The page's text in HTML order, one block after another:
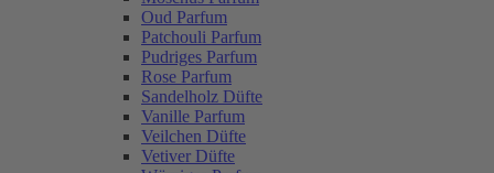
Oud Parfum
Patchouli Parfum
Pudriges Parfum
Rose Parfum
Sandelholz Düfte
Vanille Parfum
Veilchen Düfte
Vetiver Düfte